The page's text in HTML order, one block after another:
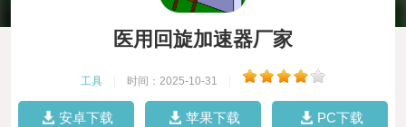
医用回旋加速器厂家
工具 时间：2025-10-31
安卓下载 苹果下载 PC下载